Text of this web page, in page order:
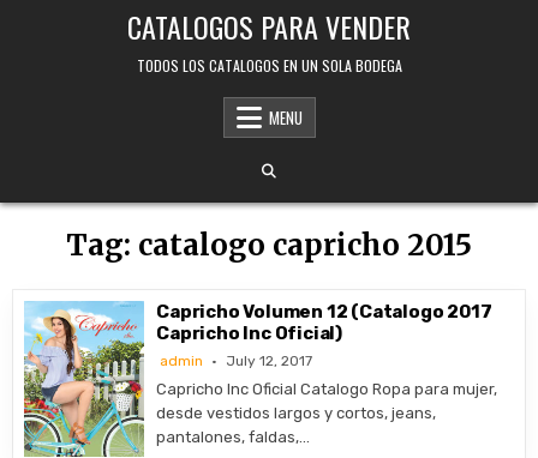
CATALOGOS PARA VENDER
TODOS LOS CATALOGOS EN UN SOLA BODEGA
MENU
Tag: catalogo capricho 2015
Capricho Volumen 12 (Catalogo 2017
Capricho Inc Oficial)
admin July 12, 2017
Capricho Inc Oficial Catalogo Ropa para mujer,
desde vestidos largos y cortos, jeans,
pantalones, faldas,…